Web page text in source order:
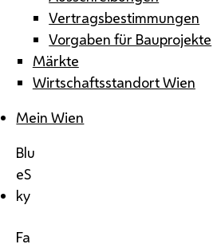
Vertragsbestimmungen
Vorgaben für Bauprojekte
Märkte
Wirtschaftsstandort Wien
Mein Wien
Blu
eS
ky
Fa